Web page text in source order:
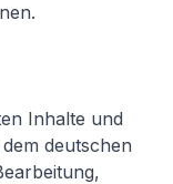
Inhalte und
deutschen